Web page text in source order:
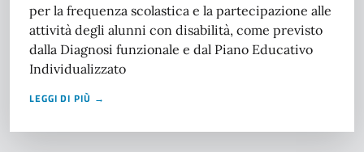
per la frequenza scolastica e la partecipazione alle
attività degli alunni con disabilità, come previsto
dalla Diagnosi funzionale e dal Piano Educativo
Individualizzato
LEGGI DI PIÙ →